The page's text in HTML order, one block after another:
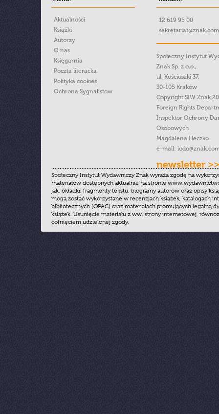
Aktualności
Książki
Autorzy
O nas
Księgarnia
Poczta literacka
Polityka cookies
Ochrona Sygnalistow
12 619 95 00
Społeczny Instytut
Znak Sp. z o.o.,
ul. Kościuszki 37,
30-105 Kraków
Copyright SIW Znak
Foreign Rights
Inspektor Ochrony
Osobowych
Magdalena Heczko
e-mail:
newsletter >>
Społeczny Instytut Wydawniczy Znak wyraża zgodę na
materiałów dostępnych aktualnie na stronie
jak: okładki, fragmenty tekstu, biogramy autorów oraz opisy
mogą zostać wykorzystane w recenzjach książek, katalogach
bibliotecznych (OPAC) oraz materiałach promujących legalną
książek. Usunięcie materiału z ww. strony internetowej,
cofnięciem udzielonej zgody.